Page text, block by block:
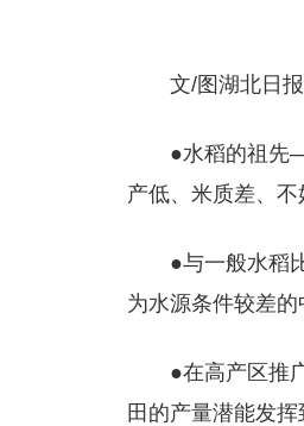
文/图湖北日
●水稻的祖先
产低、米质差、不
●与一般水稻
为水源条件较差的
●在高产区推
田的产量潜能发挥